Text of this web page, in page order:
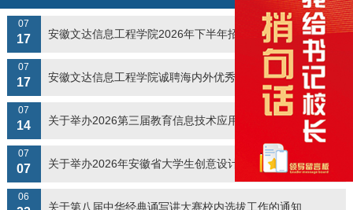
07
17 安徽文达信息工程学院2026年下半年招聘简章
07
17 安徽文达信息工程学院诚聘海内外优秀人才
07
14
07
07 关于举办2026年安徽省大学生创意设计大赛校赛的通知
06
关于第八届中华经典诵写讲大赛校内选拔工作的通知